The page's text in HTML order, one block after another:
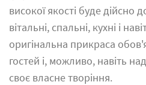
високої якості буде дійсно
вітальні, спальні, кухні і
оригінальна прикраса
гостей і, можливо, навіть
своє власне творіння.